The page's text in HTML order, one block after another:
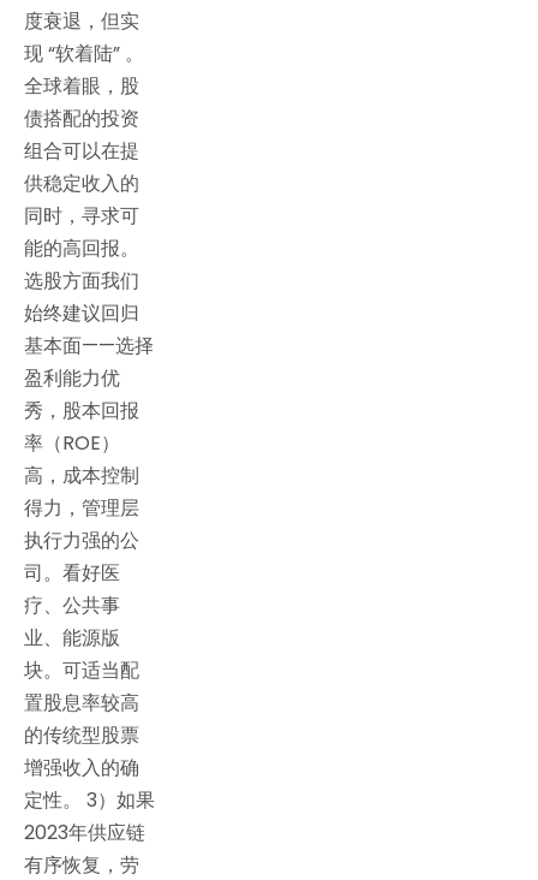
度衰退，但实
现 “软着陆” 。
全球着眼，股
债搭配的投资
组合可以在提
供稳定收入的
同时，寻求可
能的高回报。
选股方面我们
始终建议回归
基本面——选择
盈利能力优
秀，股本回报
率（ROE）
高，成本控制
得力，管理层
执行力强的公
司。看好医
疗、公共事
业、能源版
块。可适当配
置股息率较高
的传统型股票
增强收入的确
定性。 3）如果
2023年供应链
有序恢复，劳